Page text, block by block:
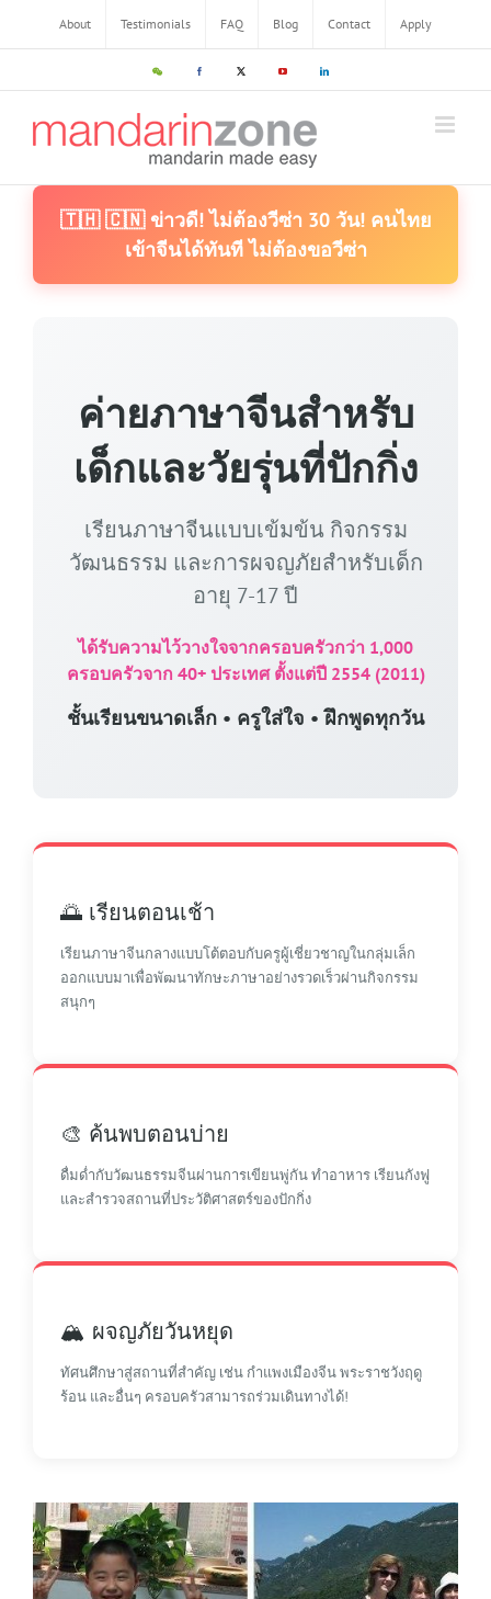
About Testimonials FAQ Blog Contact Apply
🇹🇭 🇨🇳 ข่าวดี! ไม่ต้องวีซ่า 30 วัน! คนไทย
เข้าจีนได้ทันที ไม่ต้องขอวีซ่า
ค่ายภาษาจีนสำหรับ
เด็กและวัยรุ่นที่ปักกิ่ง
เรียนภาษาจีนแบบเข้มข้น กิจกรรม
วัฒนธรรม และการผจญภัยสำหรับเด็ก
อายุ 7-17 ปี
ได้รับความไว้วางใจจากครอบครัวกว่า 1,000
ครอบครัวจาก 40+ ประเทศ ตั้งแต่ปี 2554 (2011)
ชั้นเรียนขนาดเล็ก • ครูใส่ใจ • ฝึกพูดทุกวัน
🌅 เรียนตอนเช้า
เรียนภาษาจีนกลางแบบโต้ตอบกับครูผู้เชี่ยวชาญในกลุ่มเล็ก
ออกแบบมาเพื่อพัฒนาทักษะภาษาอย่างรวดเร็วผ่านกิจกรรม
สนุกๆ
🎨 ค้นพบตอนบ่าย
ดื่มด่ำกับวัฒนธรรมจีนผ่านการเขียนพู่กัน ทำอาหาร เรียนกังฟู
และสำรวจสถานที่ประวัติศาสตร์ของปักกิ่ง
🏔️ ผจญภัยวันหยุด
ทัศนศึกษาสู่สถานที่สำคัญ เช่น กำแพงเมืองจีน พระราชวังฤดู
ร้อน และอื่นๆ ครอบครัวสามารถร่วมเดินทางได้!